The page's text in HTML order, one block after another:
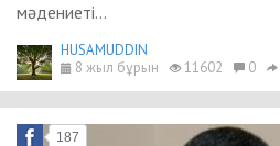
мәдениеті...
HUSAMUDDIN
8 жыл бұрын
11602 0
187